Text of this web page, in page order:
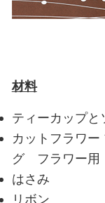
材料
ティーカップと
カットフラワー
グ フラワー用
はさみ
リボン